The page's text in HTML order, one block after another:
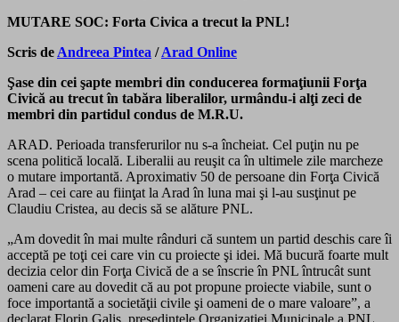
MUTARE SOC: Forta Civica a trecut la PNL!
Scris de Andreea Pintea /Arad Online
Şase din cei şapte membri din conducerea formaţiunii Forţa
Civică au trecut în tabăra liberalilor, urmându-i alţi zeci de
membri din partidul condus de M.R.U.
ARAD. Perioada transferurilor nu s-a încheiat. Cel puţin nu pe
scena politică locală. Liberalii au reuşit ca în ultimele zile marcheze
o mutare importantă. Aproximativ 50 de persoane din Forţa Civică
Arad – cei care au fiinţat la Arad în luna mai şi l-au susţinut pe
Claudiu Cristea, au decis să se alăture PNL.
„Am dovedit în mai multe rânduri că suntem un partid deschis care îi
acceptă pe toţi cei care vin cu proiecte şi idei. Mă bucură foarte mult
decizia celor din Forţa Civică de a se înscrie în PNL întrucât sunt
oameni care au dovedit că au pot propune proiecte viabile, sunt o
foce importantă a societăţii civile şi oameni de o mare valoare”, a
declarat Florin Galiş, preşedintele Organizaţiei Municipale a PNL